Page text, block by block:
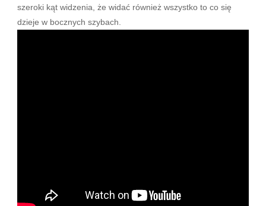
szeroki kąt widzenia, że widać również wszystko to co się
dzieje w bocznych szybach.